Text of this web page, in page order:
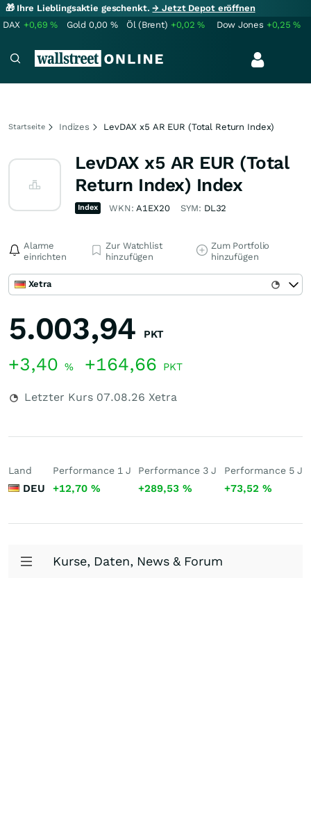
🎁 Ihre Lieblingsaktie geschenkt.→ Jetzt Depot eröffnen
DAX +0,69% Gold 0,00 % Öl (Brent) +0,02% Dow Jones +0,25%
Startseite Indizes LevDAX x5 AR EUR (Total Return Index)
LevDAX x5 AR EUR (Total
Return Index) Index
Index WKN:A1EX20 SYM: DL32
Alarme
einrichten
Zur Watchlist
hinzufügen
Zum Portfolio
hinzufügen
Xetra
5.003,94 PKT
+3,40 % +164,66 PKT
Letzter Kurs 07.08.26 Xetra
Land
DEU
Performance 1 J
+12,70 %
Performance 3 J
+289,53%
Performance 5 J
+73,52 %
Kurse, Daten, News & Forum